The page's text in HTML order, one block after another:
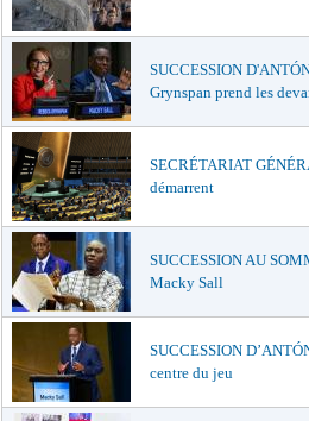
SUCCESSION
Grynspan prend les
SECRÉTARIAT
démarrent
SUCCESSION AU
Macky Sall
SUCCESSION
centre du jeu